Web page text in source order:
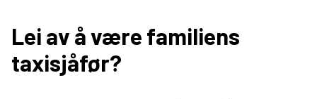
Lei av å være familiens
taxisjåfør?